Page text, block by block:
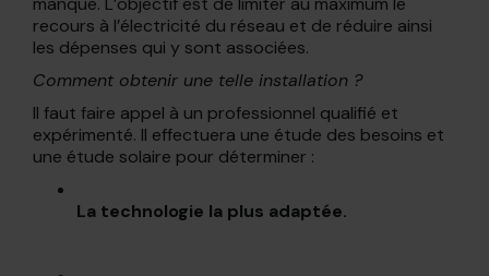
recours à l’électricité du réseau et de réduire ainsi
les dépenses qui y sont associées.
Comment obtenir une telle installation ?
Il faut faire appel à un professionnel qualifié et
expérimenté. Il effectuera une étude des besoins et
une étude solaire pour déterminer :
La technologie la plus adaptée.